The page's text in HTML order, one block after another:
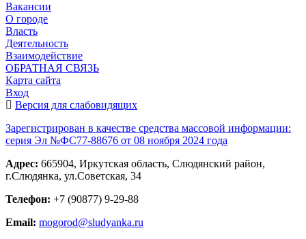
Вакансии
О городе
Власть
Деятельность
Взаимодействие
ОБРАТНАЯ СВЯЗЬ
Карта сайта
Вход
Версия для слабовидящих
Зарегистрирован в качестве средства массовой информации:
серия Эл №ФС77-88676 от 08 ноября 2024 года
Адрес: 665904, Иркутская область, Слюдянский район,
г.Слюдянка, ул.Советская, 34
Телефон: +7 (90877) 9-29-88
Email: mogorod@sludyanka.ru